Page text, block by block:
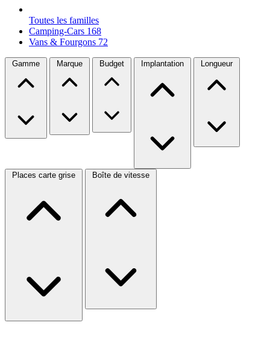
Toutes les familles
Camping-Cars 168
Vans & Fourgons 72
Gamme Marque Budget Implantation Longueur
Places carte grise Boîte de vitesse